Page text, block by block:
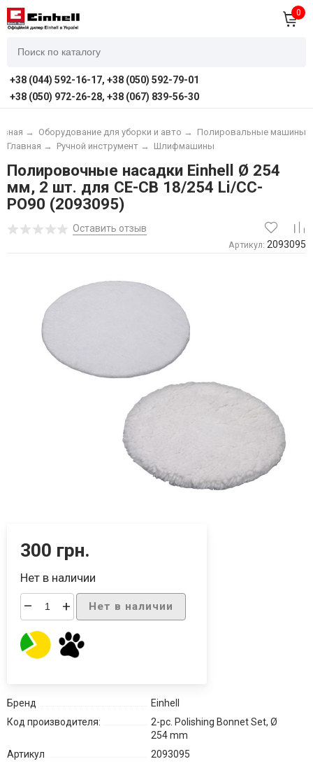
0
+38 (044) 592-16-17, +38 (050) 592-79-01
+38 (050) 972-26-28, +38 (067) 839-56-30
→ Оборудование для уборки и авто →
Полировальные машины
Шлифмашины
Ручной инструмент →
Главная →
Полировочные насадки Einhell Ø 254
мм, 2 шт. для CE-CB 18/254 Li/CC-
PO90 (2093095)
Оставить отзыв
Артикул: 2093095
300 грн.
Нет в наличии
– + Нет в наличии
Бренд
Einhell
Код производителя:
2-pc. Polishing Bonnet Set, Ø
254 mm
Артикул
2093095